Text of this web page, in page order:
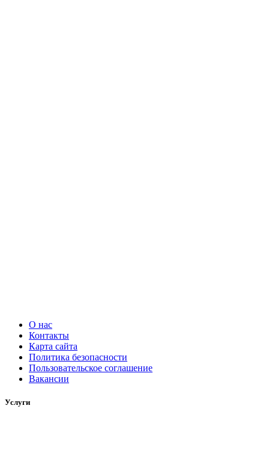
О нас
Контакты
Карта сайта
Политика безопасности
Пользовательское соглашение
Вакансии
Услуги